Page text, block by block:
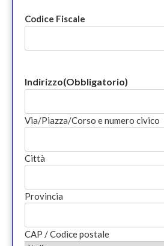
Codice Fiscale
Indirizzo(Obbligatorio)
Via/Piazza/Corso e numero civico
Città
Provincia
CAP / Codice postale